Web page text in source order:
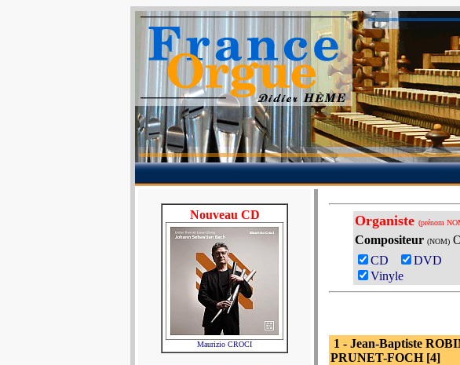
Nouveau CD
Maurizio CROCI
Organiste (prénom
Compositeur (NOM)
CD
DVD
Vinyle
1 - Jean-Baptiste
PRUNET-FOCH [4]